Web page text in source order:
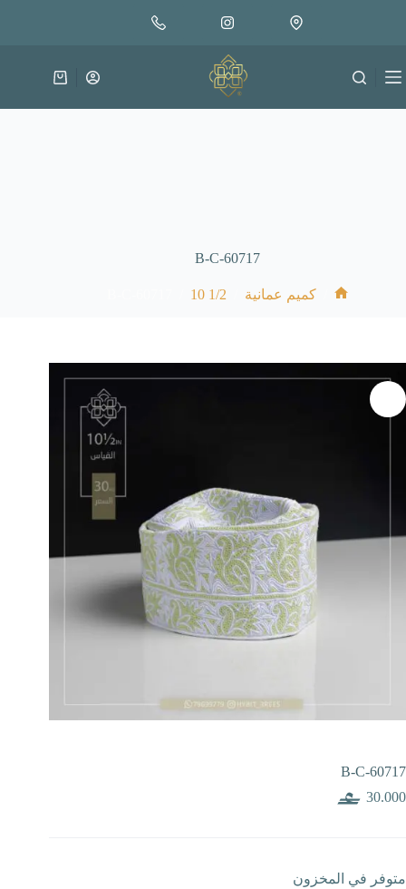
متوفر في المخزون
إضافة إلى السلة
عربة
B-C-60717
كميم عمانية 1/2 10
B-C-60717
30.000
متوفر في المخزون